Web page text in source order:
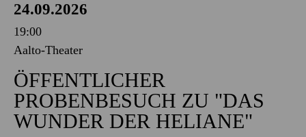
24.09.2026
19:00
Aalto-Theater
ÖFFENTLICHER
PROBENBESUCH ZU "DAS
WUNDER DER HELIANE"